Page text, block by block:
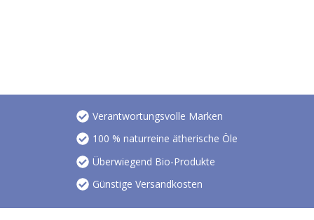
Verantwortungsvolle Marken
100 % naturreine ätherische Öle
Überwiegend Bio-Produkte
Günstige Versandkosten